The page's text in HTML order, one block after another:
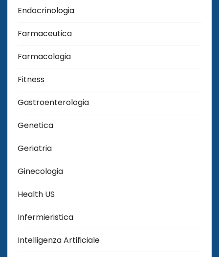
Endocrinologia
Farmaceutica
Farmacologia
Fitness
Gastroenterologia
Genetica
Geriatria
Ginecologia
Health US
Infermieristica
Intelligenza Artificiale